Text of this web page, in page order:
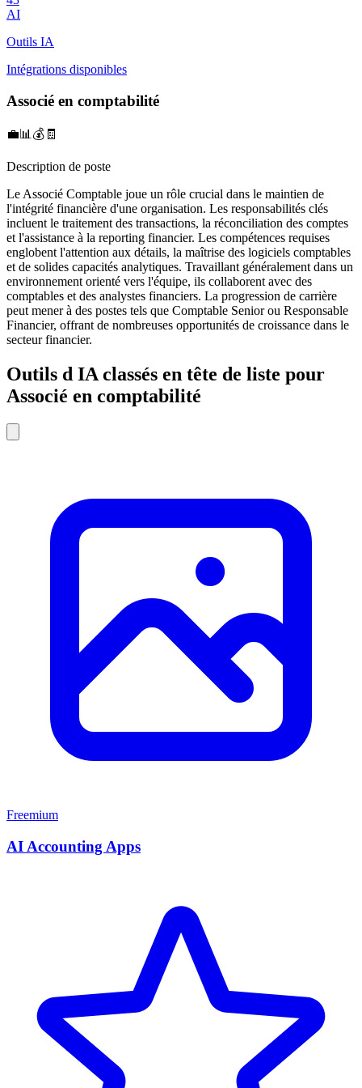
AI
Outils IA
Intégrations disponibles
Associé en comptabilité
💼📊💰🧾
Description de poste
Le Associé Comptable joue un rôle crucial dans le maintien de
l'intégrité financière d'une organisation. Les responsabilités clés
incluent le traitement des transactions, la réconciliation des comptes
et l'assistance à la reporting financier. Les compétences requises
englobent l'attention aux détails, la maîtrise des logiciels comptables
et de solides capacités analytiques. Travaillant généralement dans un
environnement orienté vers l'équipe, ils collaborent avec des
comptables et des analystes financiers. La progression de carrière
peut mener à des postes tels que Comptable Senior ou Responsable
Financier, offrant de nombreuses opportunités de croissance dans le
secteur financier.
Outils d IA classés en tête de liste pour
Associé en comptabilité
Freemium
AI Accounting Apps